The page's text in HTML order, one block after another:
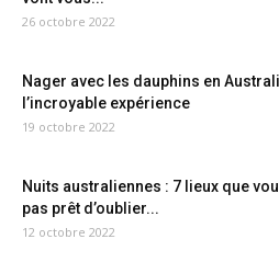
26 octobre 2022
Nager avec les dauphins en
l’incroyable expérience
19 octobre 2022
Nuits australiennes : 7 lieux que
pas prêt d’oublier...
12 octobre 2022